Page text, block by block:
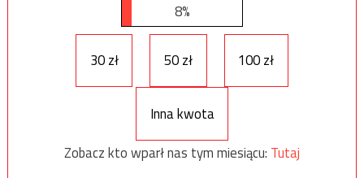
8%
30 zł 50 zł 100 zł
Inna kwota
Zobacz kto wparł nas tym miesiącu: Tutaj